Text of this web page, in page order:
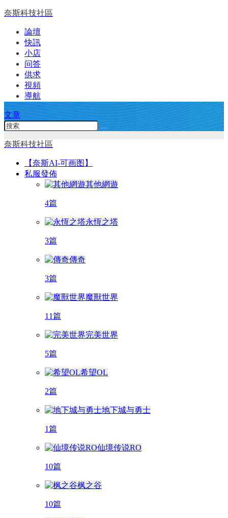
奈斯科技社區
論壇
快訊
小店
问答
供求
視頻
導航
文章
奈斯科技社區
【奈斯AI-可画图】
私服發佈
其他網遊
4篇
永恆之塔
3篇
傳奇
3篇
魔獸世界
11篇
完美世界
5篇
希望OL
2篇
地下城与勇士
1篇
仙境传说RO
10篇
枫之谷
10篇